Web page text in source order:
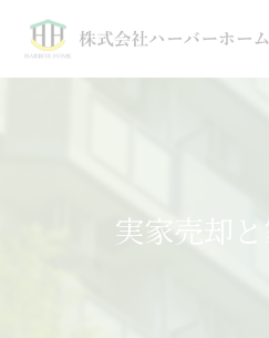
実家売却